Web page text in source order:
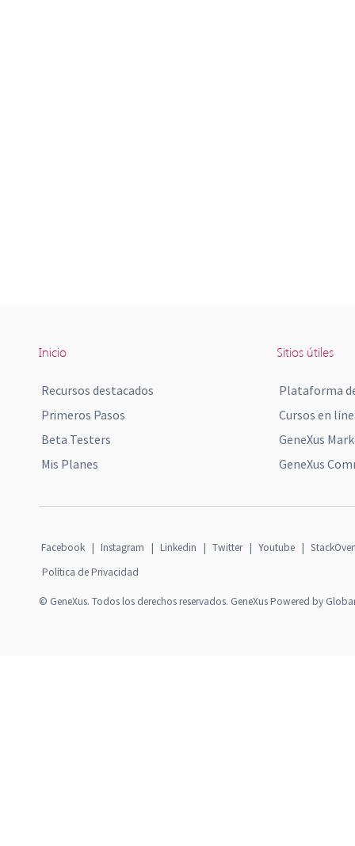
Inicio
Recursos destacados
Primeros Pasos
Beta Testers
Mis Planes
Sitios útiles
Plataforma
Cursos en
GeneXus
GeneXus
Facebook | Instagram | Linkedin | Twitter | Youtube |
Política de Privacidad
© GeneXus. Todos los derechos reservados. GeneXus Powered by